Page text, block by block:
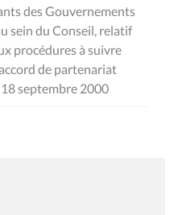
des Gouvernements
sein du Conseil, relatif
procédures à suivre
de partenariat
septembre 2000